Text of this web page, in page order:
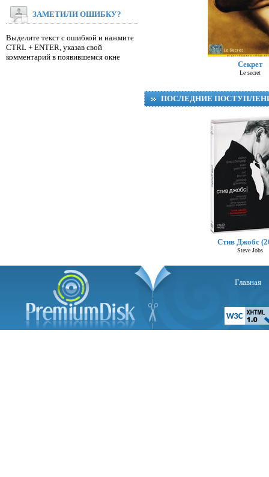
Секрет
Le secret
ПОСЛЕДНИЕ
Стив Джобс
Steve Jobs
ЗАМЕТИЛИ ОШИБКУ?
Выделите текст с ошибкой и нажмите
CTRL + ENTER, указав свой
комментарий в появившемся окне
Главная